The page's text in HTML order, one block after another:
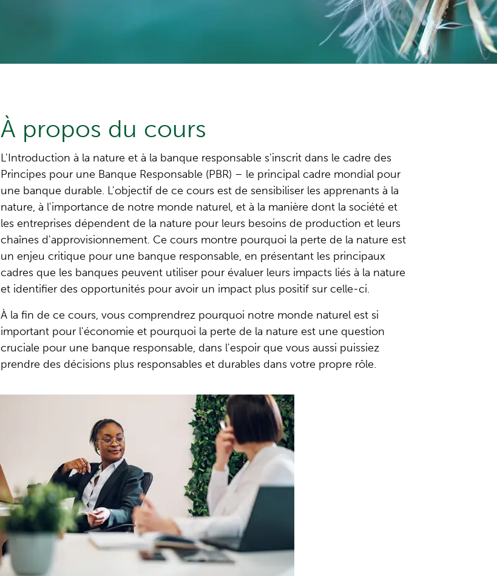
À propos du cours
L'Introduction à la nature et à la banque responsable s'inscrit dans le cadre des
Principes pour une Banque Responsable (PBR) – le principal cadre mondial pour
une banque durable. L'objectif de ce cours est de sensibiliser les apprenants à la
nature, à l'importance de notre monde naturel, et à la manière dont la société et
les entreprises dépendent de la nature pour leurs besoins de production et leurs
chaînes d'approvisionnement. Ce cours montre pourquoi la perte de la nature est
un enjeu critique pour une banque responsable, en présentant les principaux
cadres que les banques peuvent utiliser pour évaluer leurs impacts liés à la nature
et identifier des opportunités pour avoir un impact plus positif sur celle-ci.
À la fin de ce cours, vous comprendrez pourquoi notre monde naturel est si
important pour l'économie et pourquoi la perte de la nature est une question
cruciale pour une banque responsable, dans l'espoir que vous aussi puissiez
prendre des décisions plus responsables et durables dans votre propre rôle.